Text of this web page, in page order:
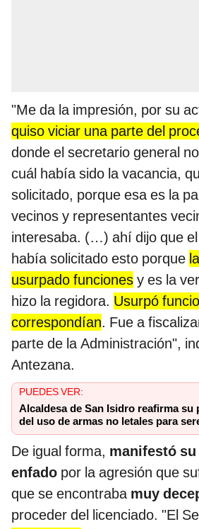
"Me da la impresión, por su
quiso viciar una parte del
donde el secretario general
cuál había sido la vacancia,
solicitado, porque esa es la
vecinos y representantes
interesaba. (…) ahí dijo que
había solicitado esto porque
usurpado funciones y es la
hizo la regidora. Usurpó
correspondían. Fue a
parte de la Administración",
Antezana.
PUEDES VER:
Alcaldesa de San Isidro reafirma su
del uso de armas no letales para
De igual forma, manifestó
enfado por la agresión que
que se encontraba muy
proceder del licenciado. "El